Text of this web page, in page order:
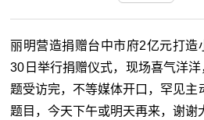
丽明营造捐赠台中市府2亿元打造
30日举行捐赠仪式，现场喜气洋
题受访完，不等媒体开口，罕见主
题目，今天下午或明天再来，谢谢